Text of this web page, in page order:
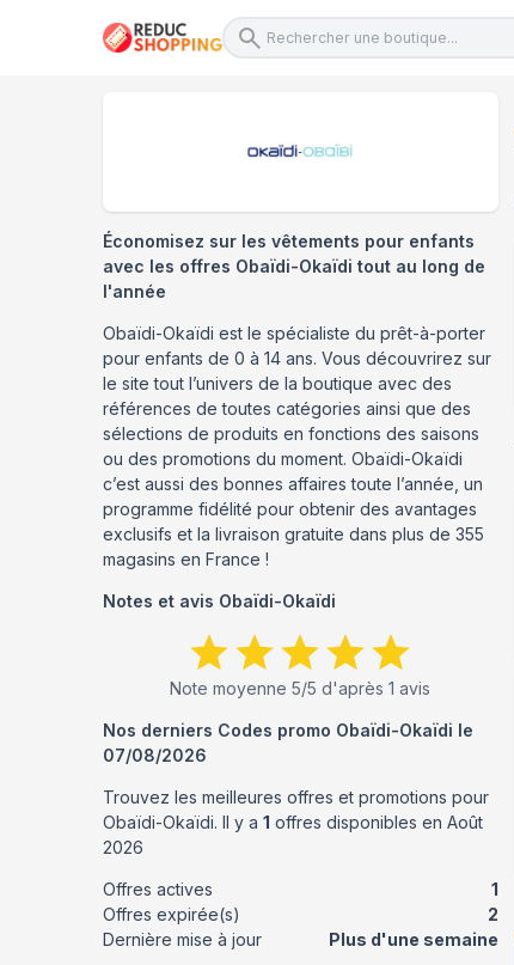
Économisez sur les vêtements pour enfants
avec les offres Obaïdi-Okaïdi tout au long de
l'année
Obaïdi-Okaïdi est le spécialiste du prêt-à-porter
pour enfants de 0 à 14 ans. Vous découvrirez sur
le site tout l’univers de la boutique avec des
références de toutes catégories ainsi que des
sélections de produits en fonctions des saisons
ou des promotions du moment. Obaïdi-Okaïdi
c’est aussi des bonnes affaires toute l’année, un
programme fidélité pour obtenir des avantages
exclusifs et la livraison gratuite dans plus de 355
magasins en France !
Notes et avis Obaïdi-Okaïdi
Note moyenne5/5 d'après1 avis
Nos derniers Codes promo Obaïdi-Okaïdi le
07/08/2026
Trouvez les meilleures offres et promotions pour
Obaïdi-Okaïdi. Il y a 1 offres disponibles en Août
2026
Offres actives
1
Offres expirée(s)
2
Dernière mise à jour
Plus d'une semaine